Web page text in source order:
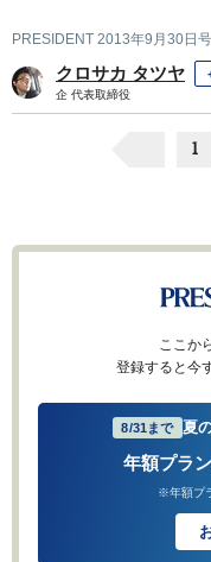
PRESIDENT 2013年9月30日号
クロサカ タツヤ
企 代表取締役
1
ここか
登録すると今
8/31まで 夏
年額プラ
※年額プ